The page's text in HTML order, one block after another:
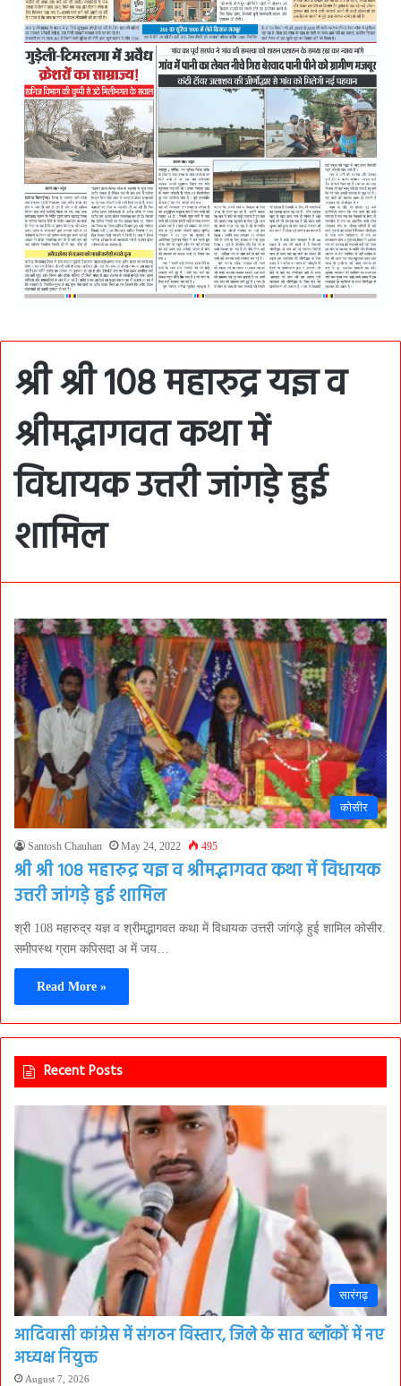
श्री श्री 108 महारुद्र यज्ञ व
श्रीमद्भागवत कथा में
विधायक उत्तरी जांगड़े हुई
शामिल
कोसीर
Santosh Chauhan May 24, 2022 495
श्री श्री 108 महारुद्र यज्ञ व श्रीमद्भागवत कथा में विधायक
उत्तरी जांगड़े हुई शामिल
श्री 108 महारुद्र यज्ञ व श्रीमद्भागवत कथा में विधायक उत्तरी जांगड़े हुई शामिल कोसीर.
समीपस्थ ग्राम कपिसदा अ में जय…
Read More »
Recent Posts
सारंगढ़
आदिवासी कांग्रेस में संगठन विस्तार, जिले के सात ब्लॉकों में नए
अध्यक्ष नियुक्त
August 7, 2026